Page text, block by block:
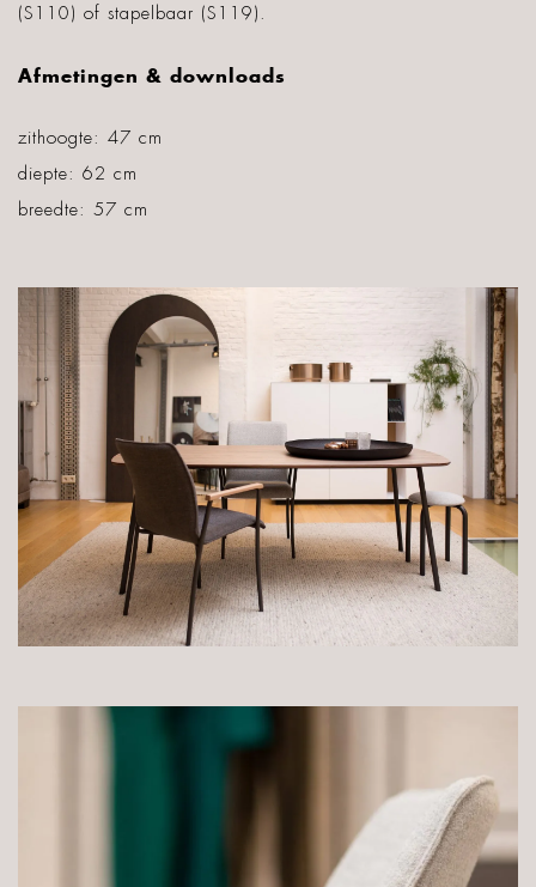
(S110) of stapelbaar (S119).
Afmetingen & downloads
zithoogte: 47 cm
diepte: 62 cm
breedte: 57 cm